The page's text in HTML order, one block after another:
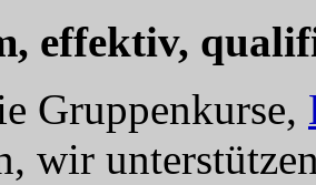
effektiv,
Gruppenkurse,
wir